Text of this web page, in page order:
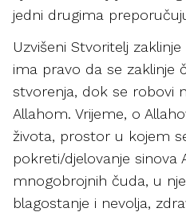
jedni drugima
Uzvišeni Stvoritelj
ima pravo da se zaklinje
stvorenja, dok se robovi
Allahom. Vrijeme, o
života, prostor u kojem
pokreti/djelovanje sinova
mnogobrojnih čuda, u
blagostanje i nevolja,